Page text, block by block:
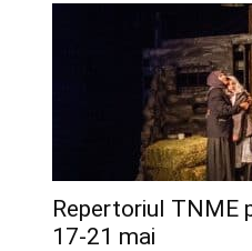
Repertoriul TNME
17-21 mai